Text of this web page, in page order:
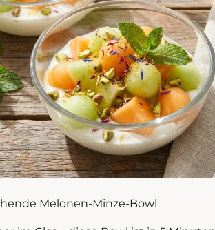
Melonen-Minze-Bowl